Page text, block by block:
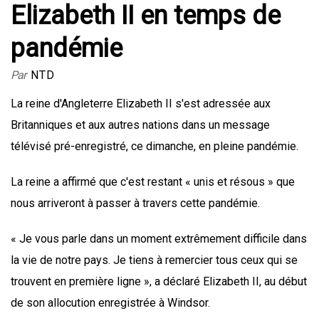
Elizabeth II en temps de
pandémie
Par NTD
La reine d'Angleterre Elizabeth II s'est adressée aux
Britanniques et aux autres nations dans un message
télévisé pré-enregistré, ce dimanche, en pleine pandémie.
La reine a affirmé que c'est restant « unis et résous » que
nous arriveront à passer à travers cette pandémie.
« Je vous parle dans un moment extrêmement difficile dans
la vie de notre pays. Je tiens à remercier tous ceux qui se
trouvent en première ligne », a déclaré Elizabeth II, au début
de son allocution enregistrée à Windsor.